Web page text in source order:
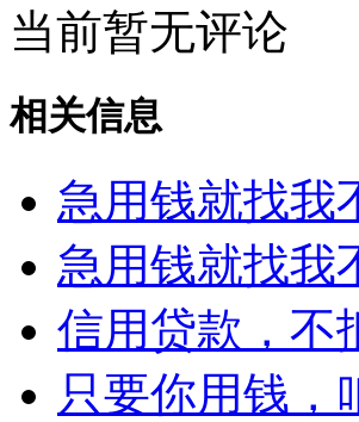
当前暂无评论
相关信息
急用钱就找我
急用钱就找我
信用贷款，不
只要你用钱，